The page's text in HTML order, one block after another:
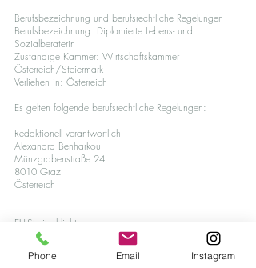
Berufsbezeichnung und berufsrechtliche Regelungen
Berufsbezeichnung: Diplomierte Lebens- und
Sozialberaterin
Zuständige Kammer: Wirtschaftskammer
Österreich/Steiermark
Verliehen in: Österreich
Es gelten folgende berufsrechtliche Regelungen:
Redaktionell verantwortlich
Alexandra Benharkou
Münzgrabenstraße 24
8010 Graz
Österreich
EU-Streitschlichtung
Die Europäische Kommission stellt eine Plattform zur
Online-Streitbeilegung (OS) bereit:
https://ec.europa.eu/consumers/odr/.
Phone Email Instagram